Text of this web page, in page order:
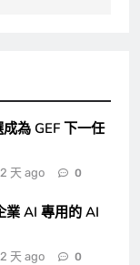
為 GEF 下一任
2 天 ago 0
業 AI 專用的 AI
2 天 ago 0